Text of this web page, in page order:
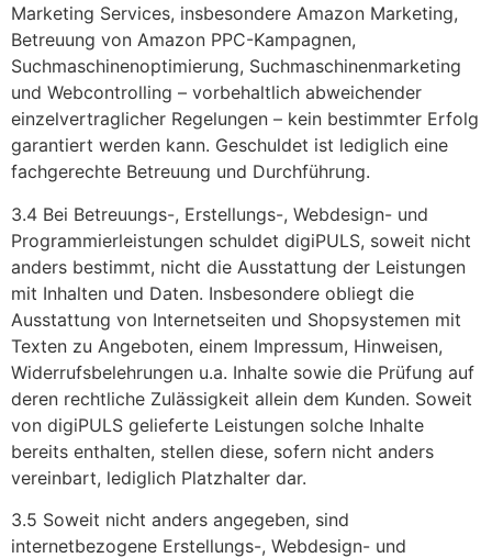
Marketing Services, insbesondere Amazon Marketing,
Betreuung von Amazon PPC-Kampagnen,
Suchmaschinenoptimierung, Suchmaschinenmarketing
und Webcontrolling – vorbehaltlich abweichender
einzelvertraglicher Regelungen – kein bestimmter Erfolg
garantiert werden kann. Geschuldet ist lediglich eine
fachgerechte Betreuung und Durchführung.
3.4 Bei Betreuungs-, Erstellungs-, Webdesign- und
Programmierleistungen schuldet digiPULS, soweit nicht
anders bestimmt, nicht die Ausstattung der Leistungen
mit Inhalten und Daten. Insbesondere obliegt die
Ausstattung von Internetseiten und Shopsystemen mit
Texten zu Angeboten, einem Impressum, Hinweisen,
Widerrufsbelehrungen u.a. Inhalte sowie die Prüfung auf
deren rechtliche Zulässigkeit allein dem Kunden. Soweit
von digiPULS gelieferte Leistungen solche Inhalte
bereits enthalten, stellen diese, sofern nicht anders
vereinbart, lediglich Platzhalter dar.
3.5 Soweit nicht anders angegeben, sind
internetbezogene Erstellungs-, Webdesign- und